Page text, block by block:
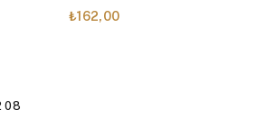
₺162,00
08